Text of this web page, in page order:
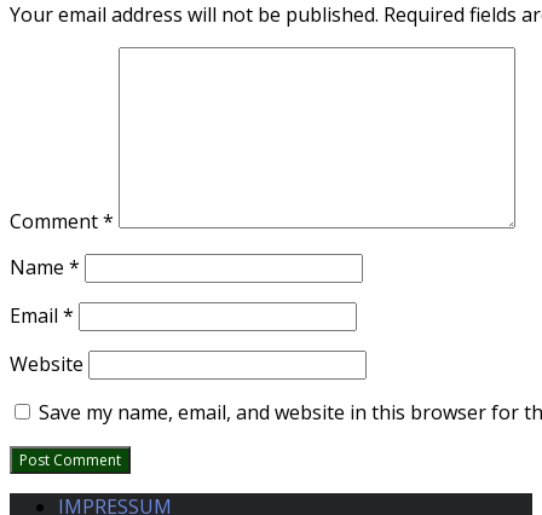
Your email address will not be published. Required fields
Comment*
Name *
Email *
Website
Save my name, email, and website in this browser for
IMPRESSUM